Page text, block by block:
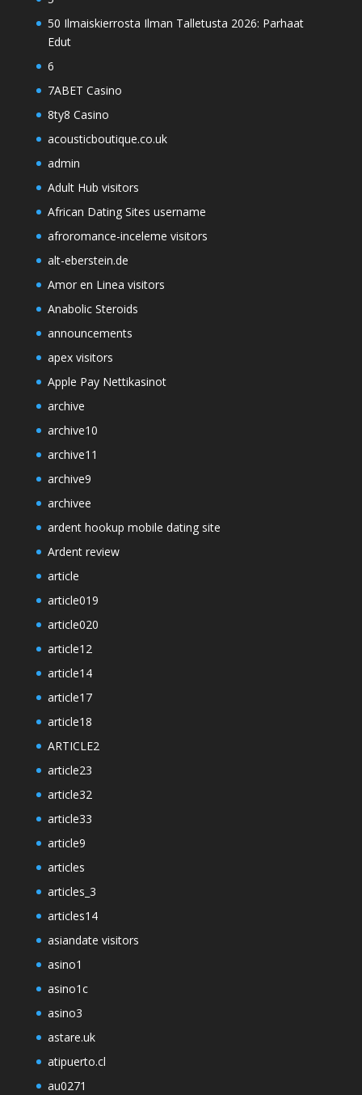
50 Ilmaiskierrosta Ilman Talletusta 2026: Parhaat
Edut
6
7ABET Casino
8ty8 Casino
acousticboutique.co.uk
admin
Adult Hub visitors
African Dating Sites username
afroromance-inceleme visitors
alt-eberstein.de
Amor en Linea visitors
Anabolic Steroids
announcements
apex visitors
Apple Pay Nettikasinot
archive
archive10
archive11
archive9
archivee
ardent hookup mobile dating site
Ardent review
article
article019
article020
article12
article14
article17
article18
ARTICLE2
article23
article32
article33
article9
articles
articles_3
articles14
asiandate visitors
asino1
asino1c
asino3
astare.uk
atipuerto.cl
au0271